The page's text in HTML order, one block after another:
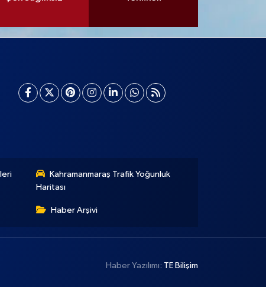
Kahramanmaraş Trafik Yoğunluk
Haritası
Haber Arşivi
Haber Yazılımı: TE Bilişim